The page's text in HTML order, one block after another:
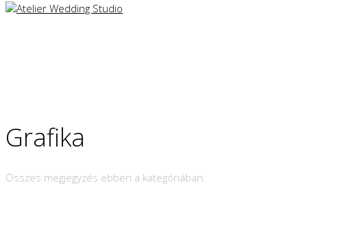
Grafika
Összes megjegyzés ebben a kategóriában.